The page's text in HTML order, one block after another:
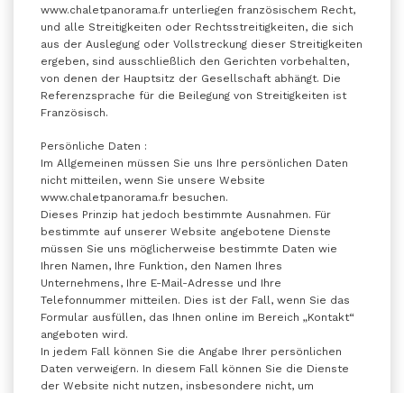
www.chaletpanorama.fr unterliegen französischem Recht,
und alle Streitigkeiten oder Rechtsstreitigkeiten, die sich
aus der Auslegung oder Vollstreckung dieser Streitigkeiten
ergeben, sind ausschließlich den Gerichten vorbehalten,
von denen der Hauptsitz der Gesellschaft abhängt. Die
Referenzsprache für die Beilegung von Streitigkeiten ist
Französisch.
Persönliche Daten :
Im Allgemeinen müssen Sie uns Ihre persönlichen Daten
nicht mitteilen, wenn Sie unsere Website
www.chaletpanorama.fr besuchen.
Dieses Prinzip hat jedoch bestimmte Ausnahmen. Für
bestimmte auf unserer Website angebotene Dienste
müssen Sie uns möglicherweise bestimmte Daten wie
Ihren Namen, Ihre Funktion, den Namen Ihres
Unternehmens, Ihre E-Mail-Adresse und Ihre
Telefonnummer mitteilen. Dies ist der Fall, wenn Sie das
Formular ausfüllen, das Ihnen online im Bereich „Kontakt“
angeboten wird.
In jedem Fall können Sie die Angabe Ihrer persönlichen
Daten verweigern. In diesem Fall können Sie die Dienste
der Website nicht nutzen, insbesondere nicht, um